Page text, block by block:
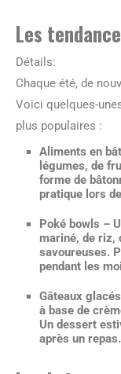
Les
Détails:
Chaque été, de
Voici quelques-
plus populaires :
Aliments en
légumes, de
forme de
pratique lors
Poké bowls –
mariné, de riz,
savoureuses.
pendant les
Gâteaux glacés
à base de
Un dessert
après un repas.